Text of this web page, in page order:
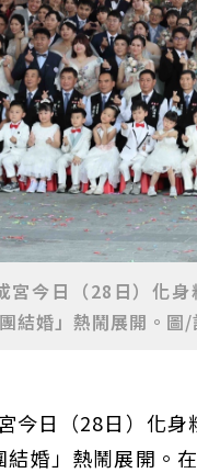
宮今日（28日）化
結婚」熱鬧展開。圖
今日（28日）化
結婚」熱鬧展開。